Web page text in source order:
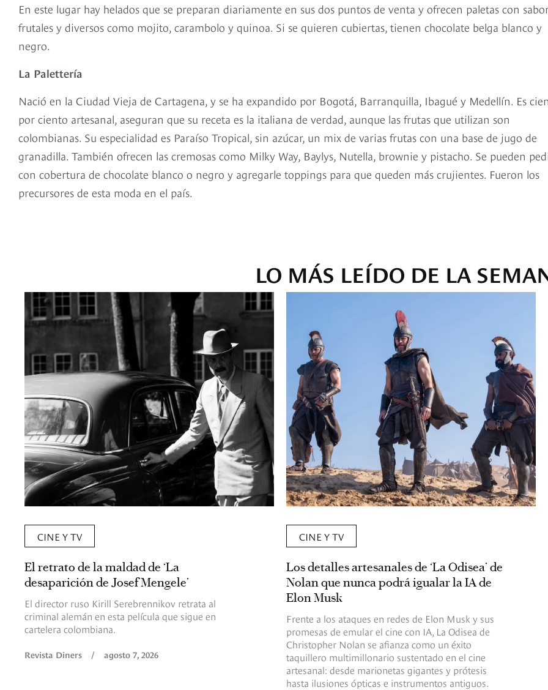
En este lugar hay helados que se preparan diariamente en sus dos puntos de venta y ofrecen paletas con
frutales y diversos como mojito, carambolo y quinoa. Si se quieren cubiertas, tienen chocolate belga blanco y
negro.
La Palettería
Nació en la Ciudad Vieja de Cartagena, y se ha expandido por Bogotá, Barranquilla, Ibagué y Medellín. Es
por ciento artesanal, aseguran que su receta es la italiana de verdad, aunque las frutas que utilizan son
colombianas. Su especialidad es Paraíso Tropical, sin azúcar, un mix de varias frutas con una base de jugo de
granadilla. También ofrecen las cremosas como Milky Way, Baylys, Nutella, brownie y pistacho. Se pueden
con cobertura de chocolate blanco o negro y agregarle toppings para que queden más crujientes. Fueron los
precursores de esta moda en el país.
LO MÁS LEÍDO DE LA
CINE Y TV
El retrato de la maldad de ‘La
desaparición de Josef Mengele’
El director ruso Kirill Serebrennikov retrata al
criminal alemán en esta película que sigue en
cartelera colombiana.
Revista Diners / agosto 7, 2026
CINE Y TV
Los detalles artesanales de ‘La Odisea’ de
Nolan que nunca podrá igualar la IA de
Elon Musk
Frente a los ataques en redes de Elon Musk y sus
promesas de emular el cine con IA, La Odisea de
Christopher Nolan se afianza como un éxito
taquillero multimillonario sustentado en el cine
artesanal: desde marionetas gigantes y prótesis
hasta ilusiones ópticas e instrumentos antiguos.